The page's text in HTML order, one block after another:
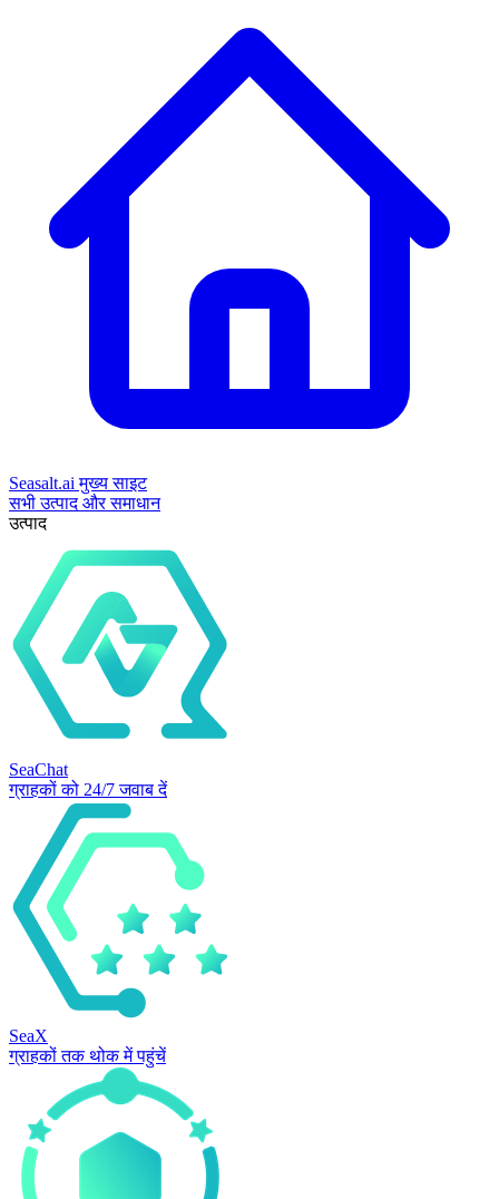
Seasalt.ai मुख्य साइट
सभी उत्पाद और समाधान
उत्पाद
SeaChat
ग्राहकों को 24/7 जवाब दें
SeaX
ग्राहकों तक थोक में पहुंचें